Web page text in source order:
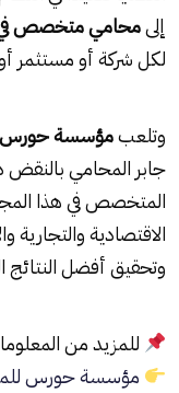
إلىمحامي متخصص في
لكل شركة أو
وتلعبمؤسسة حورس
جابر المحامي بالنقض
المتخصص في هذا
الاقتصادية
وتحقيق أفضل النتائج
للمزيد من
مؤسسة حورس